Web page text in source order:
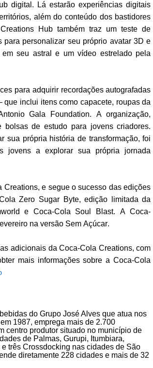
digital. Lá estarão experiências digitais
além do conteúdo dos bastidores
Hub também traz um teste de
personalizar seu próprio avatar 3D e
seu astral e um vídeo estrelado pela
para adquirir recordações autografadas
inclui itens como capacete, roupas da
Gala Foundation. A organização,
de estudo para jovens criadores.
sua própria história de transformação, foi
jovens a explorar sua própria jornada
e segue o sucesso das edições
Zero Sugar Byte, edição limitada da
e Coca-Cola Soul Blast. A Coca-
na versão Sem Açúcar.
adicionais da Coca-Cola Creations, com
mais informações sobre a Coca-Cola
do Grupo José Alves que atua nos
1987, emprega mais de 2.700
centro produtor situado no município de
de Palmas, Gurupi, Itumbiara,
três Crossdocking nas cidades de São
diretamente 228 cidades e mais de 32